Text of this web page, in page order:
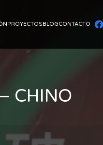
PROYECTOSBLOGCONTACTO
CHINO